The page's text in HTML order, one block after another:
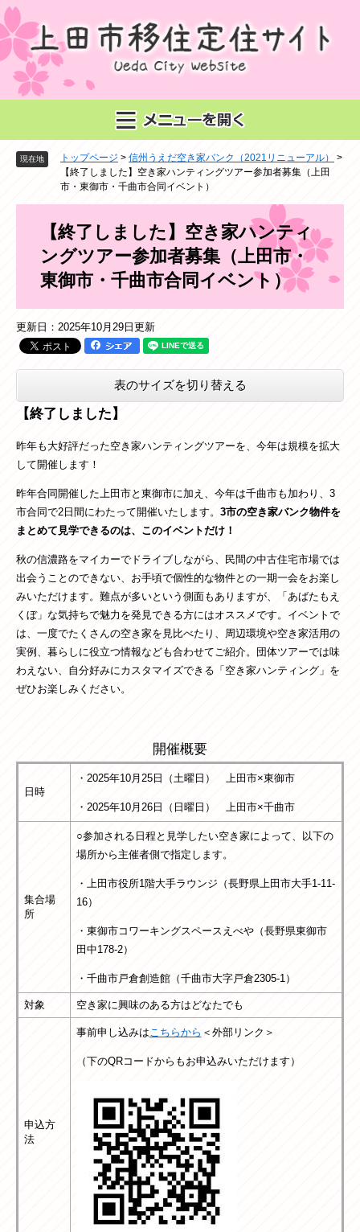
ペ
ー
ジ
の
。
メ
ニ
ュ
ー
て
現在地 トップページ > 信州うえだ空き家バンク（2021リニューアル）
>
【終了しました】空き家ハンティングツアー参加者募集（上田
市・東御市・千曲市合同イベント）
【終了しました】空き家ハンティ
ングツアー参加者募集（上田市・
東御市・千曲市合同イベント）
更新日：2025年10月29日更新
表のサイズを切り替える
【終了しました】
昨年も大好評だった空き家ハンティングツアーを、今年は規模を拡大
して開催します！
昨年合同開催した上田市と東御市に加え、今年は千曲市も加わり、3
市合同で2日間にわたって開催いたします。 3市の空き家バンク物件を
まとめて見学できるのは、このイベントだけ！
秋の信濃路をマイカーでドライブしながら、民間の中古住宅市場では
出会うことのできない、お手頃で個性的な物件との一期一会をお楽し
みいただけます。難点が多いという側面もありますが、「あばたもえ
くぼ」な気持ちで魅力を発見できる方にはオススメです。イベントで
は、一度でたくさんの空き家を見比べたり、周辺環境や空き家活用の
実例、暮らしに役立つ情報なども合わせてご紹介。団体ツアーでは味
わえない、自分好みにカスタマイズできる「空き家ハンティング」を
ぜひお楽しみください。​
開催概要
日時
・2025年10月25日（土曜日） 上田市×東御市
・2025年10月26日（日曜日） 上田市×千曲市
集合場
所
○参加される日程と見学したい空き家によって、以下の
場所から主催者側で指定します。
・上田市役所1階大手ラウンジ（長野県上田市大手1-11-
16）
・東御市コワーキングスペースえべや（長野県東御市
田中178-2）
・千曲市戸倉創造館（千曲市大字戸倉2305-1）
対象 空き家に興味のある方はどなたでも
申込方
法
事前申し込みはこちらから ＜外部リンク＞
（下のQRコードからもお申込みいただけます）